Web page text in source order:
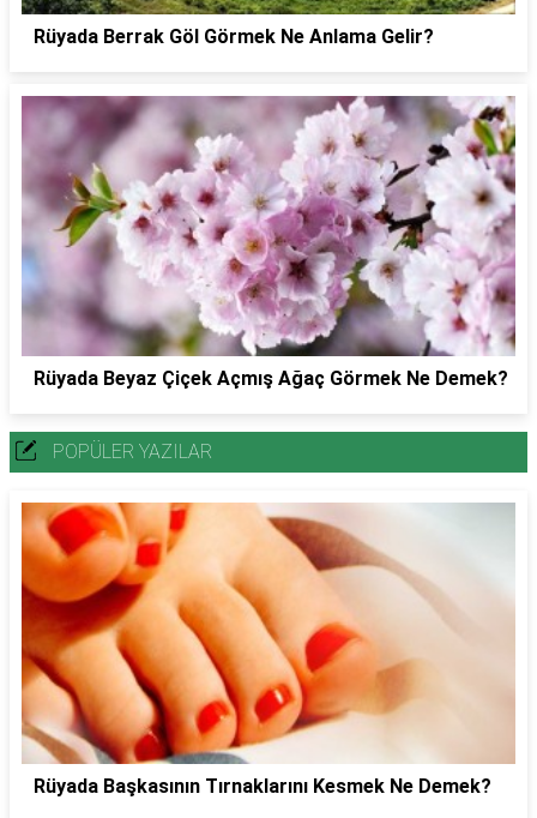
Rüyada Berrak Göl Görmek Ne Anlama Gelir?
Rüyada Beyaz Çiçek Açmış Ağaç Görmek Ne Demek?
POPÜLER YAZILAR
Rüyada Başkasının Tırnaklarını Kesmek Ne Demek?